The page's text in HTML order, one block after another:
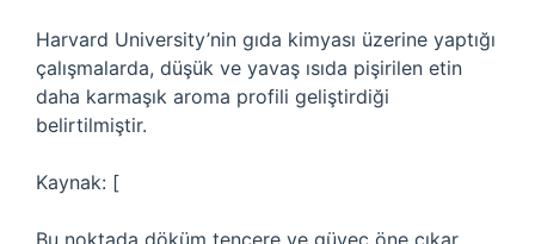
Harvard University’nin gıda kimyası üzerine yaptığı
çalışmalarda, düşük ve yavaş ısıda pişirilen etin
daha karmaşık aroma profili geliştirdiği
belirtilmiştir.
Kaynak: [
Bu noktada döküm tencere ve güveç öne çıkar.